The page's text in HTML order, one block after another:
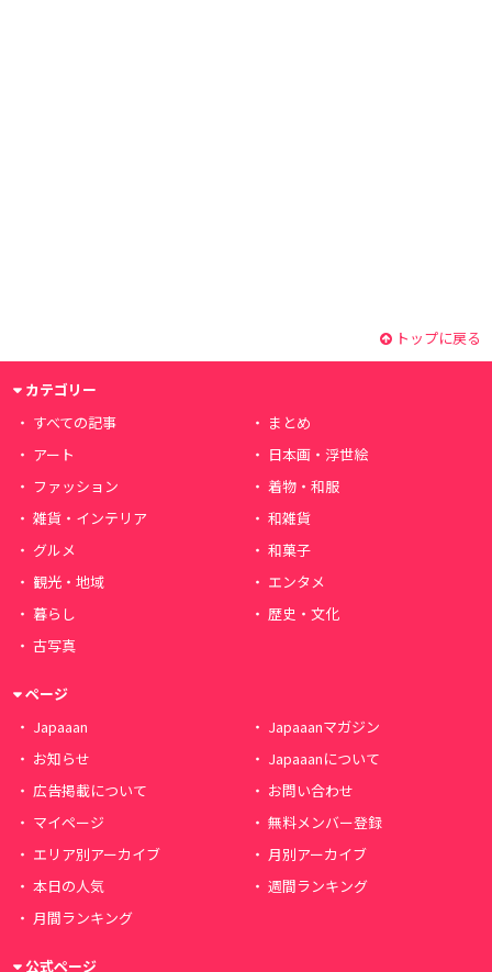
トップに戻る
カテゴリー
すべての記事
まとめ
アート
日本画・浮世絵
ファッション
着物・和服
雑貨・インテリア
和雑貨
グルメ
和菓子
観光・地域
エンタメ
暮らし
歴史・文化
古写真
ページ
Japaaan
Japaaanマガジン
お知らせ
Japaaanについて
広告掲載について
お問い合わせ
マイページ
無料メンバー登録
エリア別アーカイブ
月別アーカイブ
本日の人気
週間ランキング
月間ランキング
公式ページ